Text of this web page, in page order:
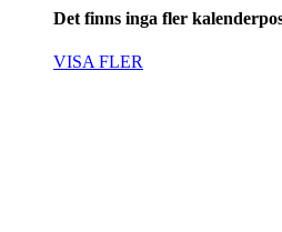
Det finns inga fler
VISA FLER